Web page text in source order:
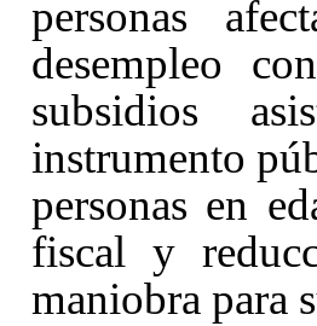
personas
desempleo
subsidios
instrumento
personas en
fiscal y
maniobra para